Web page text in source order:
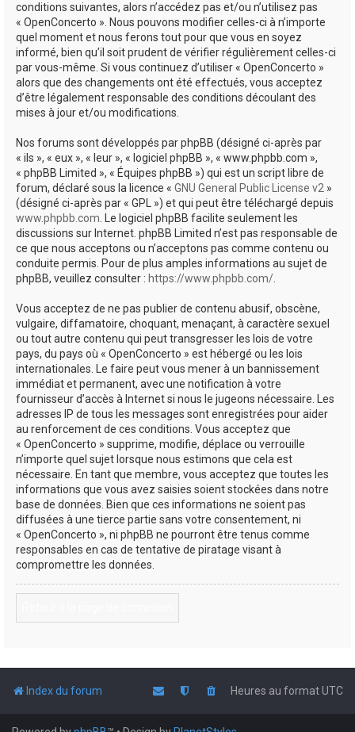
conditions suivantes, alors n’accédez pas et/ou n’utilisez pas
« OpenConcerto ». Nous pouvons modifier celles-ci à n’importe
quel moment et nous ferons tout pour que vous en soyez
informé, bien qu’il soit prudent de vérifier régulièrement celles-ci
par vous-même. Si vous continuez d’utiliser « OpenConcerto »
alors que des changements ont été effectués, vous acceptez
d’être légalement responsable des conditions découlant des
mises à jour et/ou modifications.
Nos forums sont développés par phpBB (désigné ci-après par
« ils », « eux », « leur », « logiciel phpBB », « www.phpbb.com »,
« phpBB Limited », « Équipes phpBB ») qui est un script libre de
forum, déclaré sous la licence « GNU General Public License v2 »
(désigné ci-après par « GPL ») et qui peut être téléchargé depuis
www.phpbb.com. Le logiciel phpBB facilite seulement les
discussions sur Internet. phpBB Limited n’est pas responsable de
ce que nous acceptons ou n’acceptons pas comme contenu ou
conduite permis. Pour de plus amples informations au sujet de
phpBB, veuillez consulter : https://www.phpbb.com/.
Vous acceptez de ne pas publier de contenu abusif, obscène,
vulgaire, diffamatoire, choquant, menaçant, à caractère sexuel
ou tout autre contenu qui peut transgresser les lois de votre
pays, du pays où « OpenConcerto » est hébergé ou les lois
internationales. Le faire peut vous mener à un bannissement
immédiat et permanent, avec une notification à votre
fournisseur d’accès à Internet si nous le jugeons nécessaire. Les
adresses IP de tous les messages sont enregistrées pour aider
au renforcement de ces conditions. Vous acceptez que
« OpenConcerto » supprime, modifie, déplace ou verrouille
n’importe quel sujet lorsque nous estimons que cela est
nécessaire. En tant que membre, vous acceptez que toutes les
informations que vous avez saisies soient stockées dans notre
base de données. Bien que ces informations ne soient pas
diffusées à une tierce partie sans votre consentement, ni
« OpenConcerto », ni phpBB ne pourront être tenus comme
responsables en cas de tentative de piratage visant à
compromettre les données.
Index du forum Heures au formatUTC